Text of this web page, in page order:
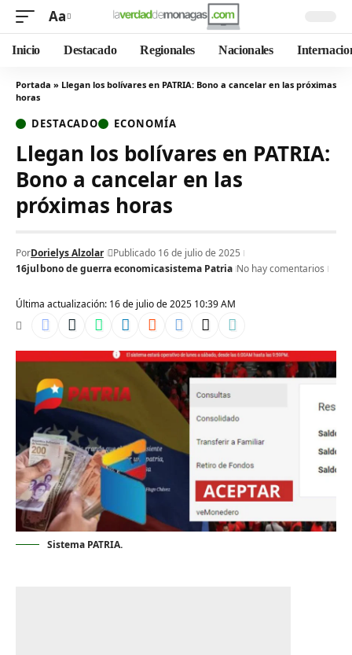
Aa
Inicio Destacado Regionales Nacionales
Portada » Llegan los bolívares en PATRIA: Bono a cancelar en las próximas
horas
DESTACADO ECONOMÍA
Llegan los bolívares en PATRIA:
Bono a cancelar en las
próximas horas
Última actualización: 16 de julio de 2025 10:39 AM
PorDorielys Alzolar
Publicado 16 de julio de 2025
16julbono de guerra economicasistema Patria No hay comentarios
Sistema PATRIA.